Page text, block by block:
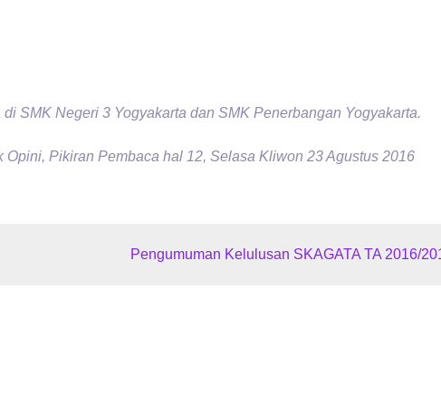
di SMK Negeri 3 Yogyakarta dan SMK Penerbangan Yogyakarta.
Pikiran Pembaca hal 12, Selasa Kliwon 23 Agustus 2016
Pengumuman Kelulusan SKAGATA TA 2016/